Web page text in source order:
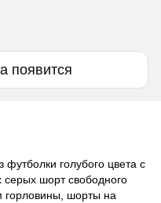
появится
голубого цвета с
серых шорт свободного
горловины, шорты на